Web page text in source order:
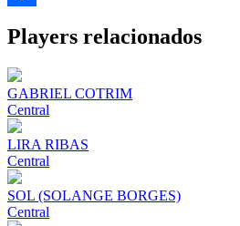
Players relacionados
GABRIEL COTRIM
Central
LIRA RIBAS
Central
SOL (SOLANGE BORGES)
Central